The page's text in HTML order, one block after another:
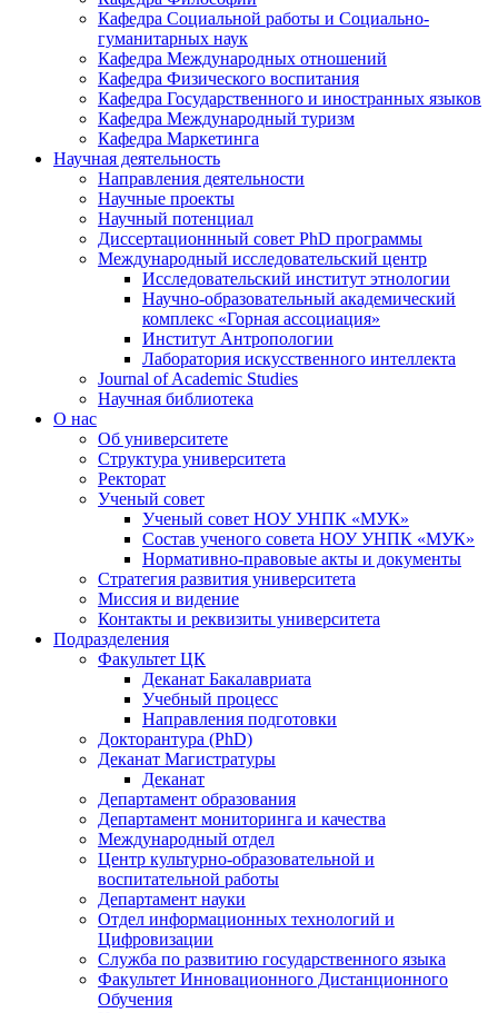
Кафедра Социальной работы и Социально-
гуманитарных наук
Кафедра Международных отношений
Кафедра Физического воспитания
Кафедра Государственного и иностранных языков
Кафедра Международный туризм
Кафедра Маркетинга
Научная деятельность
Направления деятельности
Научные проекты
Научный потенциал
Диссертационнный совет PhD программы
Международный исследовательский центр
Исследовательский институт этнологии
Научно-образовательный академический
комплекс «Горная ассоциация»
Институт Антропологии
Лаборатория искусственного интеллекта
Journal of Academic Studies
Научная библиотека
О нас
Об университете
Структура университета
Ректорат
Ученый совет
Ученый совет НОУ УНПК «МУК»
Состав ученого совета НОУ УНПК «МУК»
Нормативно-правовые акты и документы
Стратегия развития университета
Миссия и видение
Контакты и реквизиты университета
Подразделения
Факультет ЦК
Деканат Бакалавриата
Учебный процесс
Направления подготовки
Докторантура (PhD)
Деканат Магистратуры
Деканат
Департамент образования
Департамент мониторинга и качества
Международный отдел
Центр культурно-образовательной и
воспитательной работы
Департамент науки
Отдел информационных технологий и
Цифровизации
Служба по развитию государственного языка
Факультет Инновационного Дистанционного
Обучения